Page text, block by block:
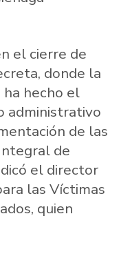
el cierre de
donde la
ha hecho el
administrativo
de las
de
el director
las Víctimas
quien